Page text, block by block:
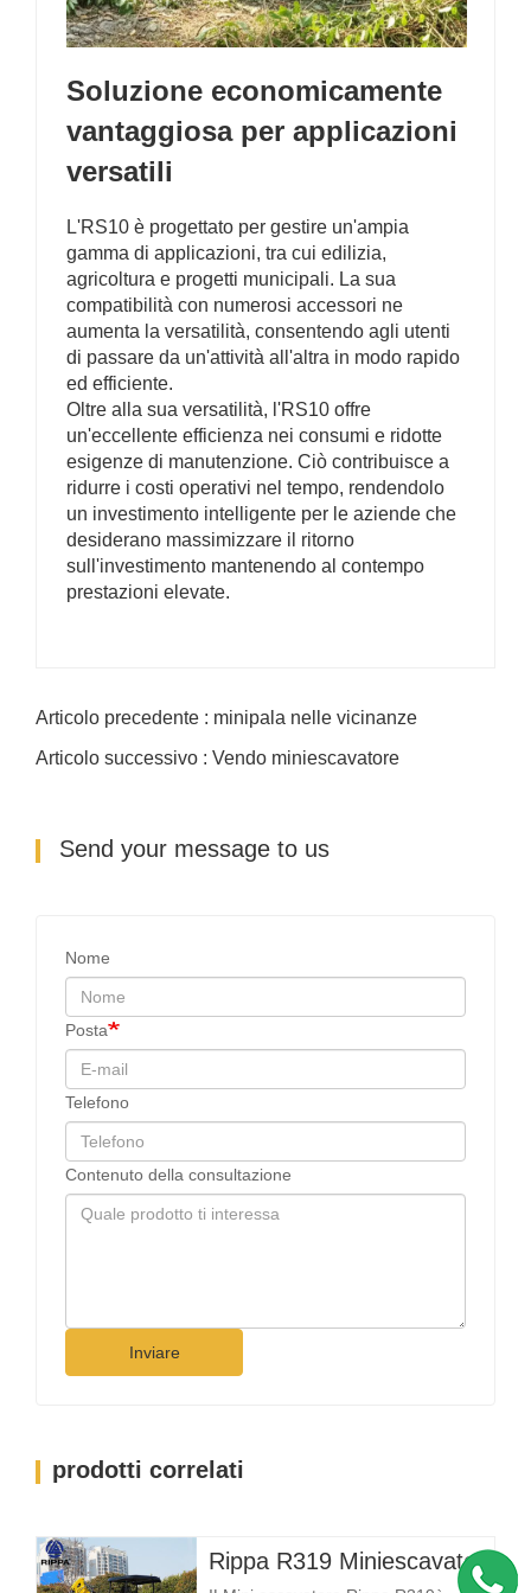
Soluzione economicamente
vantaggiosa per applicazioni
versatili
L'RS10 è progettato per gestire un'ampia
gamma di applicazioni, tra cui edilizia,
agricoltura e progetti municipali. La sua
compatibilità con numerosi accessori ne
aumenta la versatilità, consentendo agli utenti
di passare da un'attività all'altra in modo rapido
ed efficiente.
Oltre alla sua versatilità, l'RS10 offre
un'eccellente efficienza nei consumi e ridotte
esigenze di manutenzione. Ciò contribuisce a
ridurre i costi operativi nel tempo, rendendolo
un investimento intelligente per le aziende che
desiderano massimizzare il ritorno
sull'investimento mantenendo al contempo
prestazioni elevate.
Articolo precedente : minipala nelle vicinanze
Articolo successivo : Vendo miniescavatore
Send your message to us
Nome
Posta
Telefono
Contenuto della consultazione
Inviare
prodotti correlati
Rippa R319 Miniescavatore – Escavatore compatto da 1 tonnellata